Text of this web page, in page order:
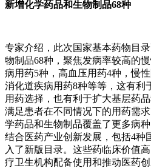
新增化学药品和生物制品68种
专家介绍，此次国家基本药物目
物制品68种，聚焦发病率较高的
病用药5种，高血压用药4种，慢
消化道疾病用药8种等等，这有利
用药选择，也有利于扩大基层药
满足患者在不同情况下的用药需
学药品和生物制品覆盖了更多病
结合医药产业创新发展，包括4种
入了新版目录。这些药临床价值
疗卫生机构配备使用和推动医药